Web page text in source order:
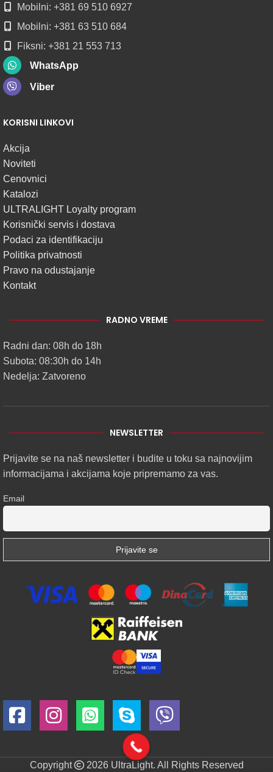
Mobilni: +381 69 510 6927
Mobilni: +381 63 510 684
Fiksni: +381 21 553 713
WhatsApp
Viber
KORISNI LINKOVI
Akcija
Noviteti
Cenovnici
Katalozi
ULTRALIGHT Loyalty program
Korisnički servis i dostava
Podaci za identifikaciju
Politika privatnosti
Pravo na odustajanje
Kontakt
RADNO VREME
Radni dan: 08h do 18h
Subota: 08:30h do 14h
Nedelja: Zatvoreno
NEWSLETTER
Prijavite se na naš newsletter i budite u toku sa najnovijim
informacijama i akcijama koje pripremamo za vas.
Email
Copyright 2026 UltraLight. All Rights Reserved